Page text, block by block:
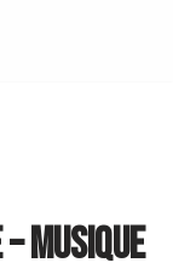
Musique